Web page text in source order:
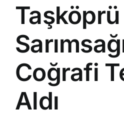
Taşköprü
Coğrafi
Aldı